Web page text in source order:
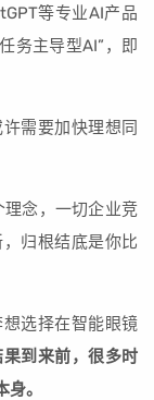
等专业AI产品
务主导型AI”，即
需要加快理想同
理念，一切企业竞
归根结底是你比
选择在智能眼镜
果到来前，很多时
。